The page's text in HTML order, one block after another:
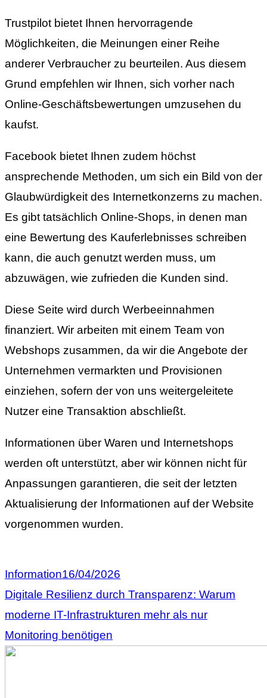
Trustpilot bietet Ihnen hervorragende
Möglichkeiten, die Meinungen einer Reihe
anderer Verbraucher zu beurteilen. Aus diesem
Grund empfehlen wir Ihnen, sich vorher nach
Online-Geschäftsbewertungen umzusehen du
kaufst.
Facebook bietet Ihnen zudem höchst
ansprechende Methoden, um sich ein Bild von der
Glaubwürdigkeit des Internetkonzerns zu machen.
Es gibt tatsächlich Online-Shops, in denen man
eine Bewertung des Kauferlebnisses schreiben
kann, die auch genutzt werden muss, um
abzuwägen, wie zufrieden die Kunden sind.
Diese Seite wird durch Werbeeinnahmen
finanziert. Wir arbeiten mit einem Team von
Webshops zusammen, da wir die Angebote der
Unternehmen vermarkten und Provisionen
einziehen, sofern der von uns weitergeleitete
Nutzer eine Transaktion abschließt.
Informationen über Waren und Internetshops
werden oft unterstützt, aber wir können nicht für
Anpassungen garantieren, die seit der letzten
Aktualisierung der Informationen auf der Website
vorgenommen wurden.
Information16/04/2026
Digitale Resilienz durch Transparenz: Warum
moderne IT-Infrastrukturen mehr als nur
Monitoring benötigen